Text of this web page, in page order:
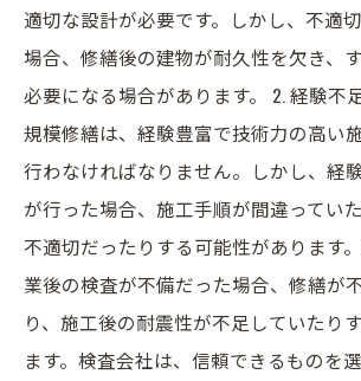
適切な設計が必要です。しかし、不適
場合、修繕後の建物が耐久性を欠き、
必要になる場合があります。 2. 経験不
規模修繕は、経験豊富で技術力の高い
行わなければなりません。しかし、経
が行った場合、施工手順が間違ってい
不適切だったりする可能性があります
業後の検査が不備だった場合、修繕が
り、施工後の耐震性が不足していたり
ます。検査会社は、信頼できるものを